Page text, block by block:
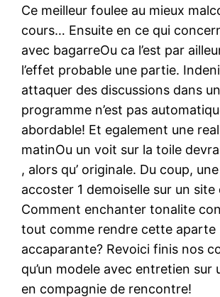
Ce meilleur foulee au mieux
cours… Ensuite en ce qui
avec bagarreOu ca l’est par
l’effet probable une partie.
attaquer des discussions dans
programme n’est pas
abordable! Et egalement une
matinOu un voit sur la toile
, alors qu’ originale. Du coup,
accoster 1 demoiselle sur un
Comment enchanter tonalite
tout comme rendre cette aparte
accaparante? Revoici finis nos
qu’un modele avec entretien sur
en compagnie de rencontre!